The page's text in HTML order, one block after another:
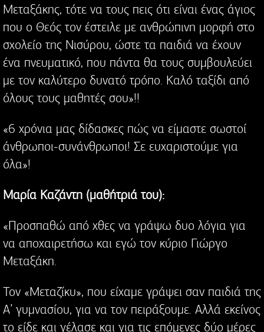
Μεταξάκης, τότε να τους πεις ότι είναι ένας άγιος
που ο Θεός τον έστειλε με ανθρώπινη μορφή στο
σχολείο της Νισύρου, ώστε τα παιδιά να έχουν
ένα πνευματικό, που πάντα θα τους συμβουλεύει
με τον καλύτερο δυνατό τρόπο. Καλό ταξίδι από
όλους τους μαθητές σου»!!
«6 χρόνια μας δίδασκες πώς να είμαστε σωστοί
άνθρωποι-συνάνθρωποι! Σε ευχαριστούμε για
όλα»!
Μαρία Καζάντη (μαθήτριά του):
«Προσπαθώ από χθες να γράψω δυο λόγια για
να αποχαιρετήσω και εγώ τον κύριο Γιώργο
Μεταξάκη.
Τον «Μεταζίκυ», που είχαμε γράψει σαν παιδιά της
Α’ γυμνασίου, για να τον πειράξουμε. Αλλά εκείνος
το είδε και γέλασε και για τις επόμενες δύο μέρες